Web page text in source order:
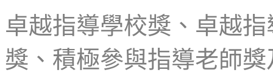
卓越指導學校獎、卓越
獎、積極參與指導老師